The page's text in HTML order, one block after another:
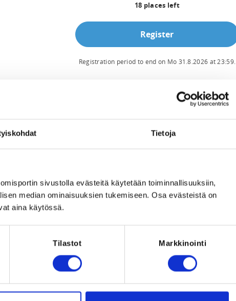
Tietoja
sivustolla evästeitä käytetään toiminnallisuuksiin,
median ominaisuuksien tukemiseen. Osa evästeistä on
aina käytössä.
Tilastot Markkinointi
tulee
18 places left
Register
Registration period to end on Mo 31.8.2026 at23:59.